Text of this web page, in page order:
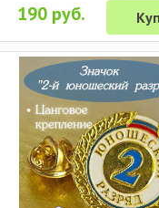
190 руб.